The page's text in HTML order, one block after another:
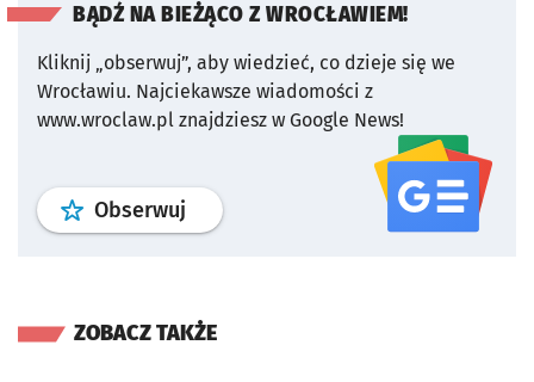
BĄDŹ NA BIEŻĄCO Z WROCŁAWIEM!
Kliknij „obserwuj”, aby wiedzieć, co dzieje się we
Wrocławiu. Najciekawsze wiadomości z
www.wroclaw.pl znajdziesz w Google News!
Obserwuj profil serwisu
ZOBACZ TAKŻE